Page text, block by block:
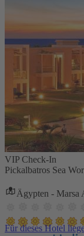
VIP Check-In
Pickalbatros Sea
Ägypten - Marsa
Für dieses Hotel